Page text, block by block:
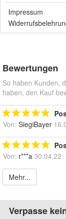
Impressum
Bewertungen
So haben Kunden,
haben, den Kauf
Von: SiegiBayer
Von: r***a 30.04.22
Mehr...
Verpasse